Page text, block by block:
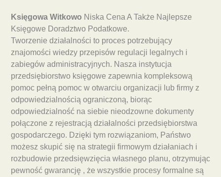
Księgowa Witkowo Niska Cena A Także Najlepsze
Księgowe Doradztwo Podatkowe.
Tworzenie działalności to proces potrzebujący
znajomości wiedzy przepisów regulacji legalnych i
zabiegów administracyjnych. Nasza instytucja
przedsiębiorstwo księgowe zapewnia kompleksową
pomoc pełną pomoc w otwarciu organizacji lub firmy z
odpowiedzialnością ograniczoną, biorąc
odpowiedzialność na siebie nieodzowne dokumenty
połączone z rejestracją działalności przedsiębiorstwa
gospodarczego. Dzięki tym rozwiązaniom, Państwo
możesz skupić się na strategii firmowym działaniach i
rozbudowie przedsięwzięcia własnego planu, otrzymując
pewność gwarancję , że wszystkie procesy formalne są